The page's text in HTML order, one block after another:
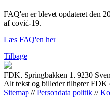
FAQ'en er blevet opdateret den
af covid-19.
Læs FAQ'en her
Tilbage
FDK, Springbakken 1, 9230
Alt tekst og billeder tilhører FDK
Sitemap //Persondata politik //